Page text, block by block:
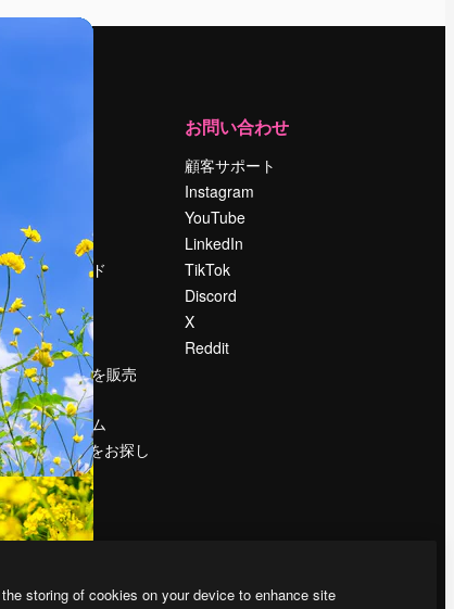
採用情報
検索トレンド
ブログ
イベント
Slidesgo
コンテンツを販売
する
プレスルーム
magnific.aiをお探し
ですか？
お問い合わせ
顧客サポート
Instagram
YouTube
LinkedIn
TikTok
Discord
X
Reddit
storing of cookies on your device to enhance site